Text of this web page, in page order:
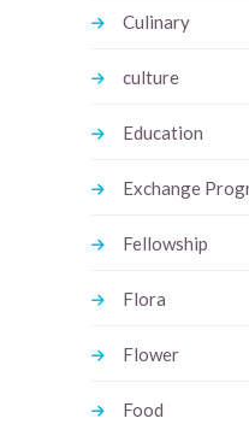
Culinary
culture
Education
Exchange
Fellowship
Flora
Flower
Food